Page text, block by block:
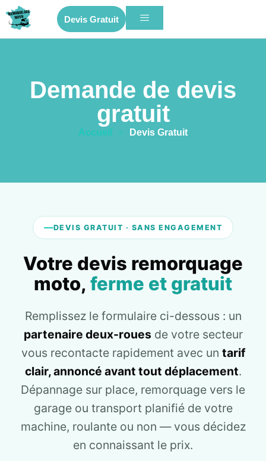
Devis Gratuit
Demande de devis
gratuit
Accueil » Devis Gratuit
DEVIS GRATUIT · SANS ENGAGEMENT
Votre devis remorquage
moto, ferme et gratuit
Remplissez le formulaire ci-dessous : un
partenaire deux-rouesde votre secteur
vous recontacte rapidement avec un tarif
clair, annoncé avant tout déplacement.
Dépannage sur place, remorquage vers le
garage ou transport planifié de votre
machine, roulante ou non — vous décidez
en connaissant le prix.